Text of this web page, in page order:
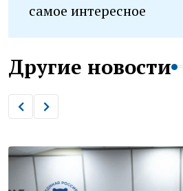
самое интересное
Другие новости